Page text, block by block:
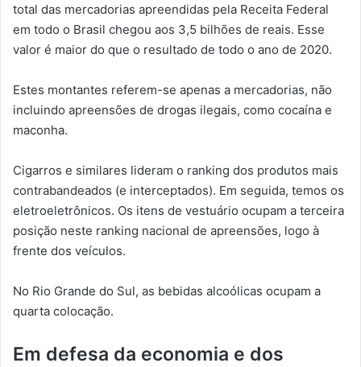
total das mercadorias apreendidas pela Receita Federal
em todo o Brasil chegou aos 3,5 bilhões de reais. Esse
valor é maior do que o resultado de todo o ano de 2020.
Estes montantes referem-se apenas a mercadorias, não
incluindo apreensões de drogas ilegais, como cocaína e
maconha.
Cigarros e similares lideram o ranking dos produtos mais
contrabandeados (e interceptados). Em seguida, temos os
eletroeletrônicos. Os itens de vestuário ocupam a terceira
posição neste ranking nacional de apreensões, logo à
frente dos veículos.
No Rio Grande do Sul, as bebidas alcoólicas ocupam a
quarta colocação.
Em defesa da economia e dos